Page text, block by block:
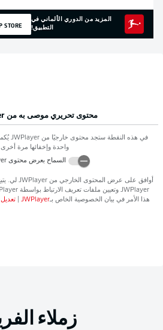
المزيد من الدوري الألماني في
التطبيق!
STORE
محتوى تحريري موصى به من
في هذه النقطة ستجد محتوى خارجيًا منJWPlayer
واحدة وإخفائها مرة
السماح بعرض محتوى
أوافق على عرض المحتوى الخارجي منJWPlayer لي.
JWPlayer وتعيين ملفات تعريف الارتباط بواسطة
هذا الأمر في بيان الخصوصية الخاص بـJWPlayer
زملاء